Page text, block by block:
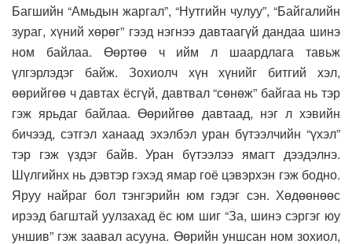
Багшийн “Амьдын жаргал”, “Нутгийн чулуу”, “Байгалийн
зураг, хүний хөрөг” гээд нэгнээ давтаагүй дандаа шинэ
ном байлаа. Өөртөө ч ийм л шаардлага тавьж
үлгэрлэдэг байж. Зохиолч хүн хүнийг битгий хэл,
өөрийгөө ч давтах ёсгүй, давтвал “сөнөж” байгаа нь тэр
гэж ярьдаг байлаа. Өөрийгөө давтаад, нэг л хэвийн
бичээд, сэтгэл ханаад эхэлбэл уран бүтээлчийн “үхэл”
тэр гэж үздэг байв. Уран бүтээлээ ямагт дээдэлнэ.
Шүлгийнх нь дэвтэр гэхэд ямар гоё цэвэрхэн гэж бодно.
Яруу найраг бол тэнгэрийн юм гэдэг сэн. Хөдөөнөөс
ирээд багштай уулзахад ёс юм шиг “За, шинэ сэргэг юу
уншив” гэж заавал асууна. Өөрийн уншсан ном зохиол,